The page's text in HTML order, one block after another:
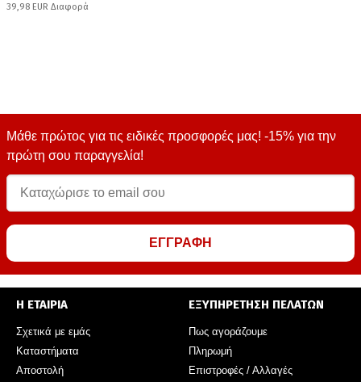
39,98 EUR Διαφορά
Μάθε πρώτος για τις ειδικές προσφορές μας! -15% για την
πρώτη σου παραγγελία!
ΕΓΓΡΑΦΗ
Η ΕΤΑΙΡΙΑ
Σχετικά με εμάς
Καταστήματα
Αποστολή
ΕΞΥΠΗΡΕΤΗΣΗ ΠΕΛΑΤΩΝ
Πως αγοράζουμε
Πληρωμή
Επιστροφές / Αλλαγές